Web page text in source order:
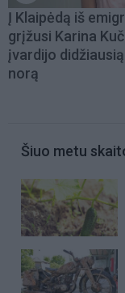
Į Klaipėdą iš
grįžusi Karina
įvardijo
norą
Šiuo metu